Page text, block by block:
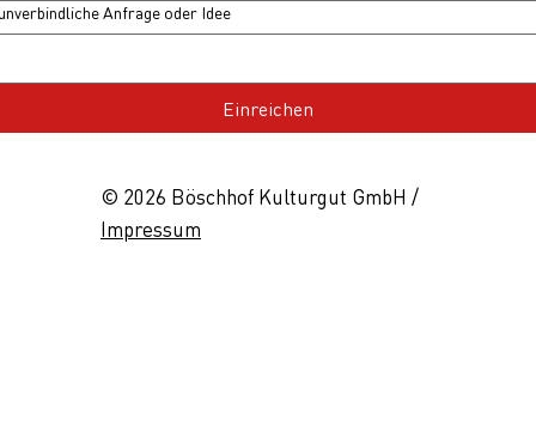
Anfrage oder Idee
Einreichen
© 2026 Böschhof Kulturgut GmbH /
Impressum